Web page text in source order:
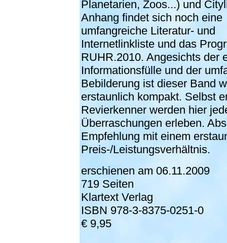
Planetarien, Zoos...) und
Anhang findet sich noch eine
umfangreiche Literatur- und
Internetlinkliste und das
RUHR.2010. Angesichts der
Informationsfülle und der
Bebilderung ist dieser Band
erstaunlich kompakt. Selbst
Revierkenner werden hier
Überraschungen erleben.
Empfehlung mit einem
Preis-/Leistungsverhältnis.
erschienen am 06.11.2009
719 Seiten
Klartext Verlag
ISBN 978-3-8375-0251-0
€ 9,95